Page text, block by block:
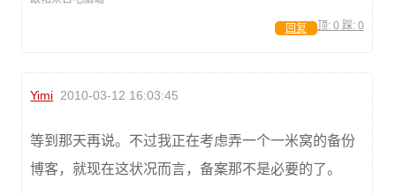
顶: 0 踩: 0
回复
Yimi 2010-03-12 16:03:45
等到那天再说。不过我正在考虑弄一个一米窝的备份
博客，就现在这状况而言，备案那不是必要的了。